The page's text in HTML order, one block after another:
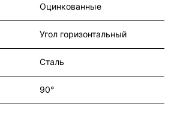
Оцинкованные
Угол горизонтальный
Сталь
90°